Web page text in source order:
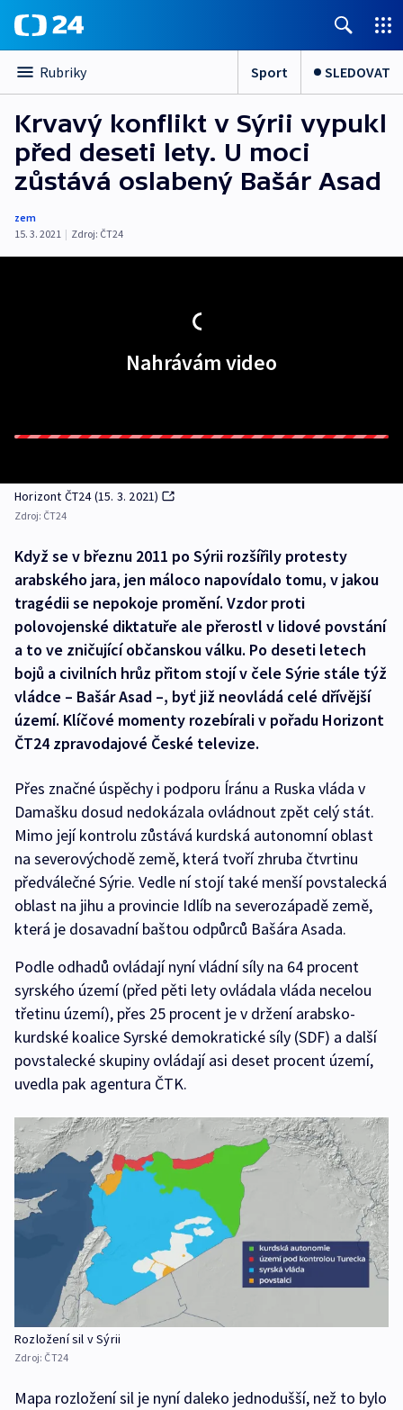
Rubriky Sport SLEDOVAT
Krvavý konflikt v Sýrii vypukl
před deseti lety. U moci
zůstává oslabený Bašár Asad
zem
15. 3. 2021 | Zdroj: ČT24
Nahrávám video
Horizont ČT24 (15. 3. 2021)
Zdroj: ČT24
Když se v březnu 2011 po Sýrii rozšířily protesty
arabského jara, jen máloco napovídalo tomu, v jakou
tragédii se nepokoje promění. Vzdor proti
polovojenské diktatuře ale přerostl v lidové povstání
a to ve zničující občanskou válku. Po deseti letech
bojů a civilních hrůz přitom stojí v čele Sýrie stále týž
vládce – Bašár Asad –, byť již neovládá celé dřívější
území. Klíčové momenty rozebírali v pořadu Horizont
ČT24 zpravodajové České televize.
Přes značné úspěchy i podporu Íránu a Ruska vláda v
Damašku dosud nedokázala ovládnout zpět celý stát.
Mimo její kontrolu zůstává kurdská autonomní oblast
na severovýchodě země, která tvoří zhruba čtvrtinu
předválečné Sýrie. Vedle ní stojí také menší povstalecká
oblast na jihu a provincie Idlíb na severozápadě země,
která je dosavadní baštou odpůrců Bašára Asada.
Podle odhadů ovládají nyní vládní síly na 64 procent
syrského území (před pěti lety ovládala vláda necelou
třetinu území), přes 25 procent je v držení arabsko-
kurdské koalice Syrské demokratické síly (SDF) a další
povstalecké skupiny ovládají asi deset procent území,
uvedla pak agentura ČTK.
Rozložení sil v Sýrii
Zdroj: ČT24
Mapa rozložení sil je nyní daleko jednodušší, než to bylo